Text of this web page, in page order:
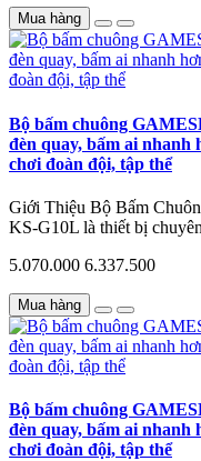
Mua hàng
Bộ bấm chuông
đèn quay, bấm ai
chơi đoàn đội, tập thể
Giới Thiệu Bộ Bấm
KS-G10L là thiết bị
5.070.000 6.337.500
Mua hàng
Bộ bấm chuông
đèn quay, bấm ai
chơi đoàn đội, tập thể